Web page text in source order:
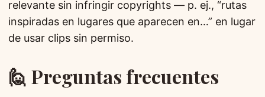
relevante sin infringir copyrights — p. ej., “rutas
inspiradas en lugares que aparecen en…” en lugar
de usar clips sin permiso.
🙋 Preguntas frecuentes